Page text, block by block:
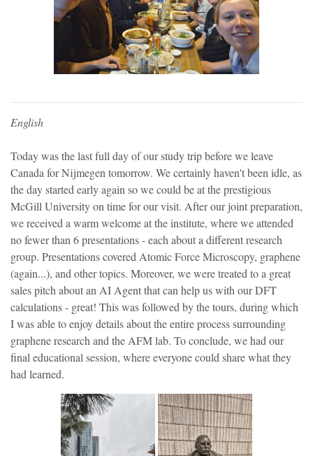
English
Today was the last full day of our study trip before we leave
Canada for Nijmegen tomorrow. We certainly haven't been idle, as
the day started early again so we could be at the prestigious
McGill University on time for our visit. After our joint preparation,
we received a warm welcome at the institute, where we attended
no fewer than 6 presentations - each about a different research
group. Presentations covered Atomic Force Microscopy, graphene
(again...), and other topics. Moreover, we were treated to a great
sales pitch about an AI Agent that can help us with our DFT
calculations - great! This was followed by the tours, during which
I was able to enjoy details about the entire process surrounding
graphene research and the AFM lab. To conclude, we had our
final educational session, where everyone could share what they
had learned.